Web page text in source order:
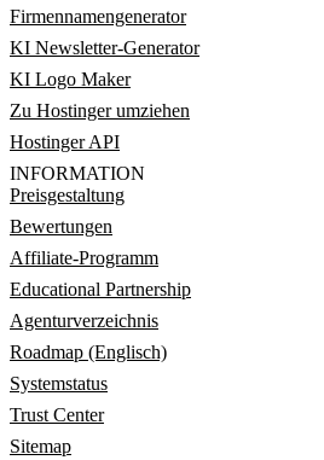
Firmennamengenerator
KI Newsletter-Generator
KI Logo Maker
Zu Hostinger umziehen
Hostinger API
INFORMATION
Preisgestaltung
Bewertungen
Affiliate-Programm
Educational Partnership
Agenturverzeichnis
Roadmap (Englisch)
Systemstatus
Trust Center
Sitemap